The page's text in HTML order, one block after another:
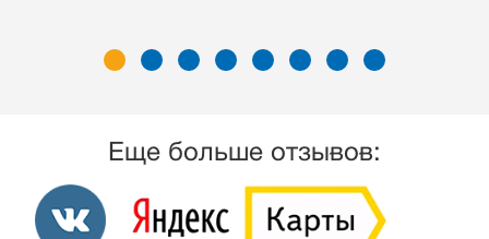
Еще больше отзывов: